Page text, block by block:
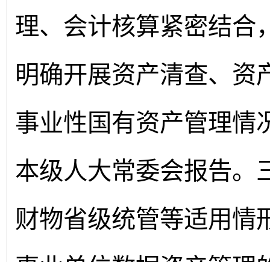
理、会计核算紧密结合
明确开展资产清查、资
事业性国有资产管理情
本级人大常委会报告。
财物省级统管等适用情